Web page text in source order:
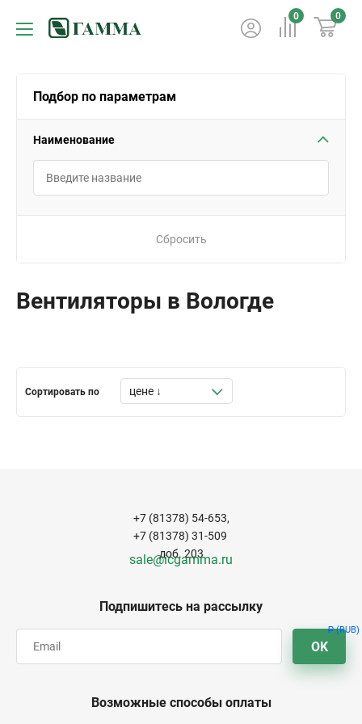
Р(RUB)
0 0
Подбор по параметрам
Наименование
Сбросить
Вентиляторы в Вологде
Сортировать по
Подпишитесь на рассылку
OK
+7 (81378) 54-653,
+7 (81378) 31-509
доб. 203
sale@icgamma.ru
Возможные способы оплаты